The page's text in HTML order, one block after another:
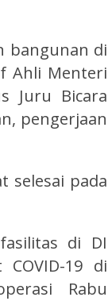
bangunan di
Ahli Menteri
Juru Bicara
pengerjaan
selesai pada
di DI
19 di
Rabu